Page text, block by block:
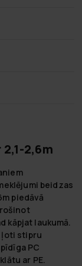
2,6m
beidzas
piedāvā
kāpjat laukumā.
ļoti stipru
PC
ar PE.